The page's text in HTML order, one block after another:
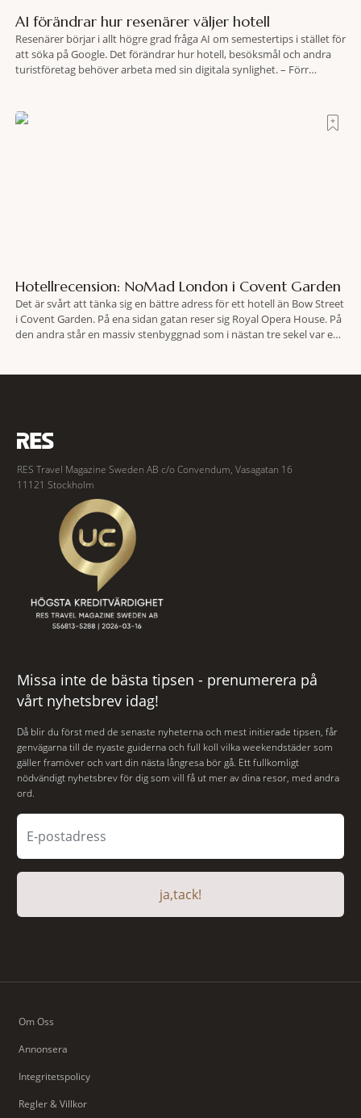
AI förändrar hur resenärer väljer hotell
Resenärer börjar i allt högre grad fråga AI om semestertips i stället för
att söka på Google. Det förändrar hur hotell, besöksmål och andra
turistföretag behöver arbeta med sin digitala synlighet. – Förr
Hotellrecension: NoMad London i Covent Garden
Det är svårt att tänka sig en bättre adress för ett hotell än Bow Street
i Covent Garden. På ena sidan gatan reser sig Royal Opera House. På
den andra står en massiv stenbyggnad som i nästan tre sekel var en
RES Travel Magazine Sweden AB c/o Convendum, Vasagatan 16
11121 Stockholm
Missa inte de bästa tipsen - prenumerera på
vårt nyhetsbrev idag!
Då blir du först med de senaste nyheterna och mest initierade tipsen, får
genvägarna till de nyaste guiderna och full koll vilka weekendstäder som
gäller framöver och vart din nästa långresa bör gå. Ett fullkomligt
nödvändigt nyhetsbrev för dig som vill få ut mer av dina resor, med andra
ord.
ja,tack!
Om Oss
Annonsera
Integritetspolicy
Regler & Villkor